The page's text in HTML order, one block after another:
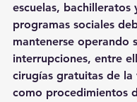
escuelas, bachilleratos
programas sociales
mantenerse operando
interrupciones, entre
cirugías gratuitas de la
como procedimientos